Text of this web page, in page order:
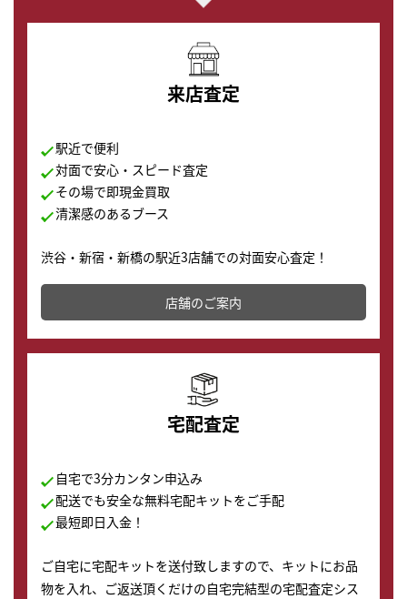
来店査定
駅近で便利
対面で安心・スピード査定
その場で即現金買取
清潔感のあるブース
渋谷・新宿・新橋の駅近3店舗での対面安心査定！
その場で現金買取致します。渋谷本店では、時計販売の
店舗を併設しており、下取りに出してお得に新しい時計
の購入もできます♪
店舗のご案内
宅配査定
自宅で3分カンタン申込み
配送でも安全な無料宅配キットをご手配
最短即日入金！
ご自宅に宅配キットを送付致しますので、キットにお品
物を入れ、ご返送頂くだけの自宅完結型の宅配査定シス